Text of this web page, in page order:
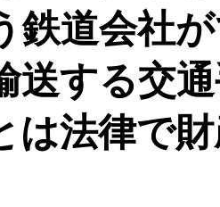
鉄道会社
送する交
は法律で